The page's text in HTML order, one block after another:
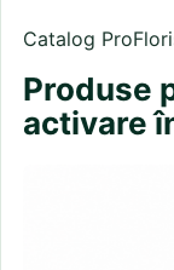
Catalog
Produse
activare